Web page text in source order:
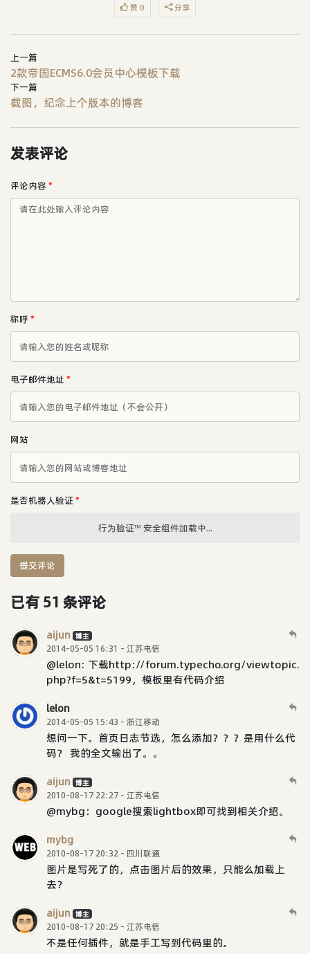
赞 0 分享
上一篇
2款帝国ECMS6.0会员中心模板下载
下一篇
截图，纪念上个版本的博客
发表评论
评论内容 *
称呼*
电子邮件地址 *
网站
是否机器人验证 *
行为验证™ 安全组件加载中...
提交评论
已有 51 条评论
aijun 博主
2014-05-05 16:31 - 江苏电信
@lelon: 下载http://forum.typecho.org/viewtopic.
php?f=5&t=5199，模板里有代码介绍
lelon
2014-05-05 15:43 - 浙江移动
想问一下。首页日志节选，怎么添加？？？是用什么代
码？ 我的全文输出了。。
aijun 博主
2010-08-17 22:27 - 江苏电信
@mybg：google搜索lightbox即可找到相关介绍。
mybg
2010-08-17 20:32 - 四川联通
图片是写死了的，点击图片后的效果，只能么加载上
去？
aijun 博主
2010-08-17 20:25 - 江苏电信
不是任何插件，就是手工写到代码里的。